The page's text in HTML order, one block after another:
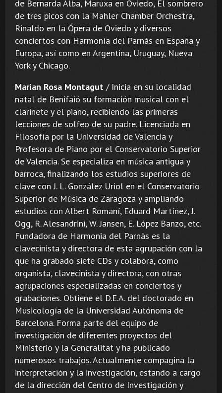
de Bernarda Alba, Maruxa en Oviedo, El sombrero
de tres picos con la Mahler Chamber Orchestra,
Rinaldo en la Ópera de Oviedo y diversos
conciertos con Harmonía del Parnàs en España y
Europa, así como en Argentina, Uruguay, Nueva
York y Chicago.
Marian Rosa Montagut / Inicia en su localidad
natal de Benifaió su formación musical con el
clarinete y el piano, recibiendo las primeras
lecciones de solfeo de su padre. Licenciada en
Filosofía por la Universidad de Valencia y
Profesora de Piano por el Conservatorio Superior
de Valencia. Se especializa en música antigua y
barroca, finalizando los estudios superiores de
clave con J. L. González Uriol en el Conservatorio
Superior de Música de Zaragoza y ampliando
estudios con Albert Romaní, Eduard Martínez, J.
Ogg, R. Alesandrini, W. Jansen, E. López Banzo, etc.
Fundadora de Harmonia del Parnàs es la
clavecinista y directora de esta agrupación con la
que ha grabado siete CDs y colabora, como
organista, clavecinista y directora, con otras
agrupaciones especializadas en conciertos y
grabaciones. Obtiene el D.E.A. del doctorado en
Musicología de la Universidad Autónoma de
Barcelona. Forma parte del equipo de
investigación de diferentes proyectos del
Ministerio y la Generalitat y ha publicado
numerosos trabajos. Actualmente compagina la
interpretación y la investigación, estando a cargo
de la dirección del Centro de Investigación y